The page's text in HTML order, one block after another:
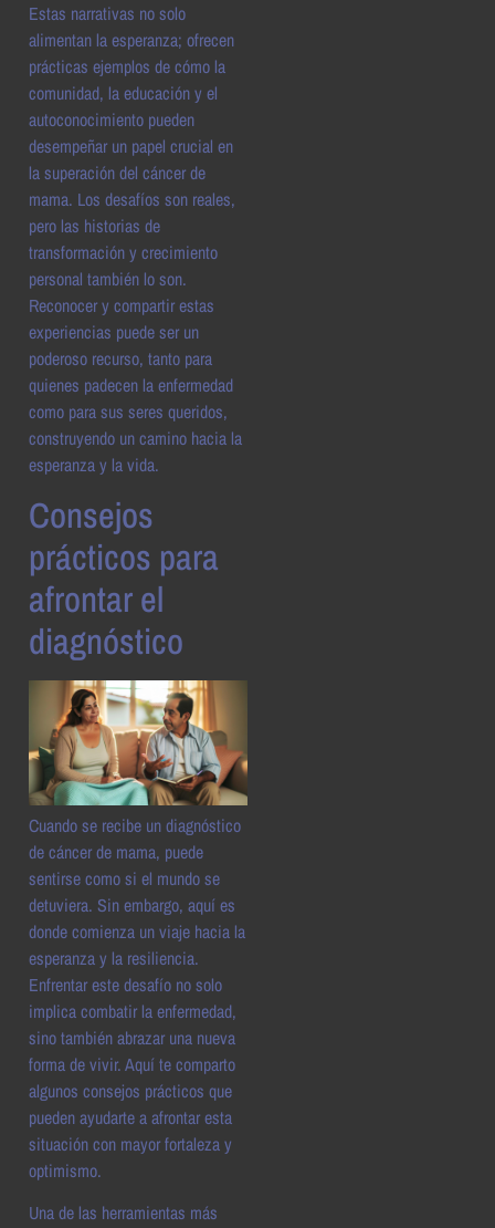
Estas narrativas no solo
alimentan la esperanza; ofrecen
prácticas ejemplos de cómo la
comunidad, la educación y el
autoconocimiento pueden
desempeñar un papel crucial en
la superación del cáncer de
mama. Los desafíos son reales,
pero las historias de
transformación y crecimiento
personal también lo son.
Reconocer y compartir estas
experiencias puede ser un
poderoso recurso, tanto para
quienes padecen la enfermedad
como para sus seres queridos,
construyendo un camino hacia la
esperanza y la vida.
Consejos
prácticos para
afrontar el
diagnóstico
Cuando se recibe un diagnóstico
de cáncer de mama, puede
sentirse como si el mundo se
detuviera. Sin embargo, aquí es
donde comienza un viaje hacia la
esperanza y la resiliencia.
Enfrentar este desafío no solo
implica combatir la enfermedad,
sino también abrazar una nueva
forma de vivir. Aquí te comparto
algunos consejos prácticos que
pueden ayudarte a afrontar esta
situación con mayor fortaleza y
optimismo.
Una de las herramientas más